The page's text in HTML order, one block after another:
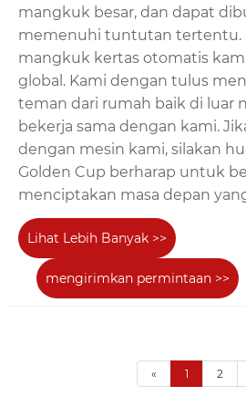
mangkuk besar, dan dapat
memenuhi tuntutan tertentu.
mangkuk kertas otomatis
global. Kami dengan tulus
teman dari rumah baik di luar
bekerja sama dengan kami.
dengan mesin kami, silakan
Golden Cup berharap untuk
menciptakan masa depan
Lihat Lebih Banyak >>
mengirimkan permintaan >>
« 1 2